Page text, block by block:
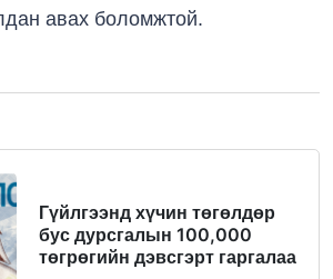
авах боломжтой.
Гүйлгээнд хүчин төгөлдөр
бус дурсгалын 100,000
төгрөгийн дэвсгэрт гаргалаа